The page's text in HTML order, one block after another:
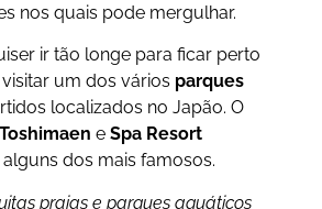
nos quais pode mergulhar.
ir tão longe para ficar perto
um dos vários parques
localizados no Japão. O
e Spa Resort
dos mais famosos.
praias e parques aquáticos